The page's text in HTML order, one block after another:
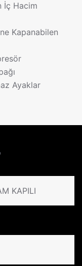
İç Hacim
Kapanabilen
Ayaklar
KAPILI